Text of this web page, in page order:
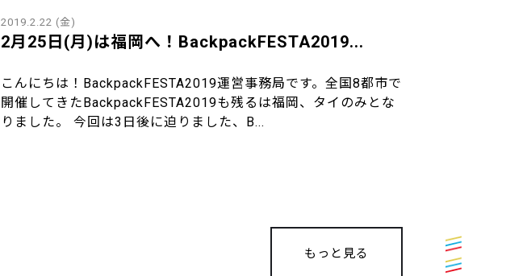
2019.2.22 (金)
2月25日(月)は福岡へ！BackpackFESTA2019...
こんにちは！BackpackFESTA2019運営事務局です。全国8都市で
開催してきたBackpackFESTA2019も残るは福岡、タイのみとな
りました。 今回は3日後に迫りました、B...
もっと見る